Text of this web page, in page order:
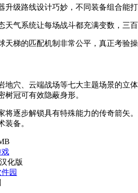
升级路线设计巧妙，不同装备组合能
天气系统让每场战斗都充满变数，三
天梯的匹配机制非常公平，真正考验
地穴、云端战场等七大主题场景的立
树冠可有效隐蔽身形。
将逐步解锁具有特殊能力的传奇箭矢
装备。
戏
化版
园